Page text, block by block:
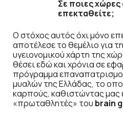
Σε ποιες χώρες
επεκταθείτε;
Ο στόχος αυτός όχι μόνο
αποτέλεσε το θεμέλιο για
υγειονομικού χάρτη της
θέσει εδώ και χρόνια σε
πρόγραμμα
μυαλών της Ελλάδας, το
καρπούς, καθιστώντας μας
«πρωταθλητές» του brain